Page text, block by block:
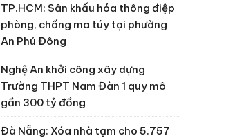
TP.HCM: Sân khấu hóa thông điệp
phòng, chống ma túy tại phường
An Phú Đông
Nghệ An khởi công xây dựng
Trường THPT Nam Đàn 1 quy mô
gần 300 tỷ đồng
Đà Nẵng: Xóa nhà tạm cho 5.757